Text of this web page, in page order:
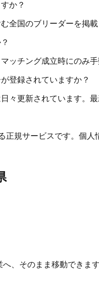
か？
全国のブリーダーを掲
ッチング成立時にのみ手
登録されていますか？
々更新されています。
正規サービスです。個
、そのまま移動できます